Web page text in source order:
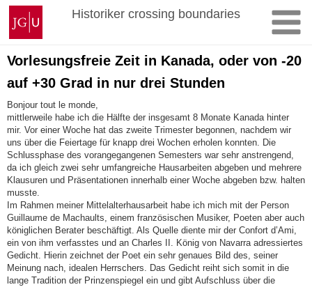
Zum
Inhalt
springen
Johannes
Gutenberg-
Universität
Mainz
Historiker crossing boundaries
Vorlesungsfreie Zeit in Kanada, oder von -20
auf +30 Grad in nur drei Stunden
Bonjour tout le monde,
mittlerweile habe ich die Hälfte der insgesamt 8 Monate Kanada hinter
mir. Vor einer Woche hat das zweite Trimester begonnen, nachdem wir
uns über die Feiertage für knapp drei Wochen erholen konnten. Die
Schlussphase des vorangegangenen Semesters war sehr anstrengend,
da ich gleich zwei sehr umfangreiche Hausarbeiten abgeben und mehrere
Klausuren und Präsentationen innerhalb einer Woche abgeben bzw. halten
musste.
Im Rahmen meiner Mittelalterhausarbeit habe ich mich mit der Person
Guillaume de Machaults, einem französischen Musiker, Poeten aber auch
königlichen Berater beschäftigt. Als Quelle diente mir der Confort d’Ami,
ein von ihm verfasstes und an Charles II. König von Navarra adressiertes
Gedicht. Hierin zeichnet der Poet ein sehr genaues Bild des, seiner
Meinung nach, idealen Herrschers. Das Gedicht reiht sich somit in die
lange Tradition der Prinzenspiegel ein und gibt Aufschluss über die